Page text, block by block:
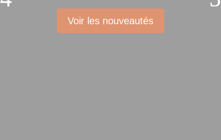
Voir les nouveautés